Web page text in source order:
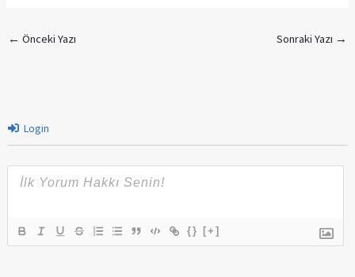
← Önceki Yazı Sonraki Yazı →
Login
{} [+]